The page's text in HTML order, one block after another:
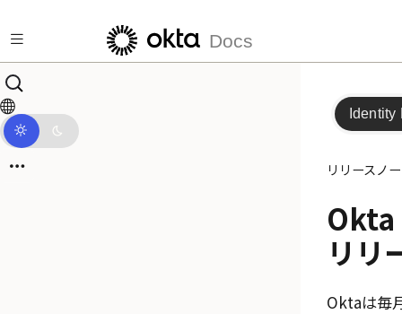
Docs
Identity
リリースノ
リリ
Oktaは毎